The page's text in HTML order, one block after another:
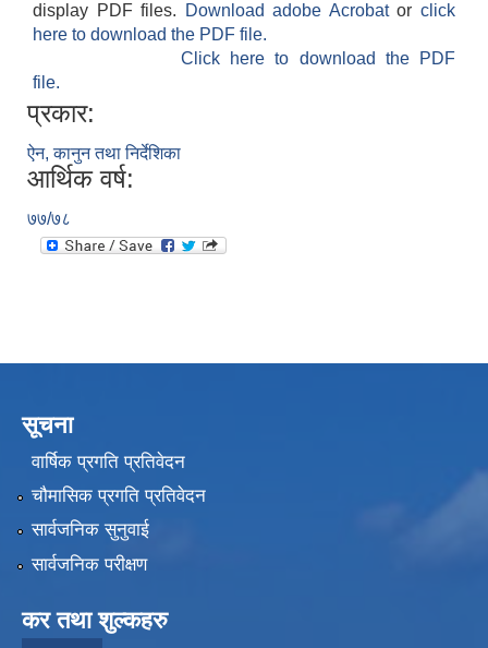
display PDF files.
Download adobe Acrobatorclick
here to download the PDF file.
Click here to download the PDF
file.
प्रकार:
ऐन, कानुन तथा निर्देशिका
आर्थिक वर्ष:
७७/७८
सूचना
वार्षिक प्रगति प्रतिवेदन
चौमासिक प्रगति प्रतिवेदन
सार्वजनिक सुनुवाई
सार्वजनिक परीक्षण
कर तथा शुल्कहरु